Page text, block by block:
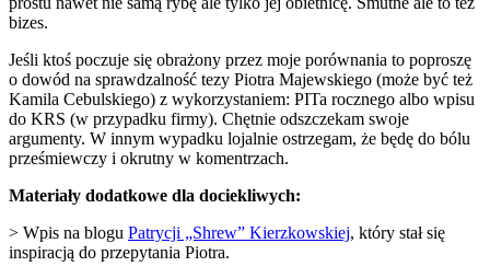
bizes.
Jeśli ktoś poczuje się obrażony przez moje porównania to poproszę
o dowód na sprawdzalność tezy Piotra Majewskiego (może być też
Kamila Cebulskiego) z wykorzystaniem: PITa rocznego albo wpisu
do KRS (w przypadku firmy). Chętnie odszczekam swoje
argumenty. W innym wypadku lojalnie ostrzegam, że będę do bólu
prześmiewczy i okrutny w komentrzach.
Materiały dodatkowe dla dociekliwych:
> Wpis na blogu Patrycji „Shrew” Kierzkowskiej, który stał się
inspiracją do przepytania Piotra.